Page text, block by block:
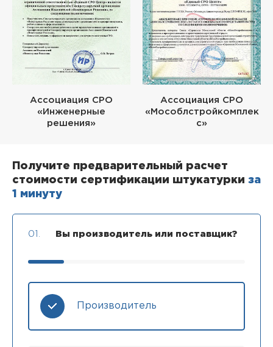
Ассоциация СРО
«Инженерные
решения»
Ассоциация СРО
«Мособлстройкомплек
с»
Получите предварительный расчет
стоимости сертификации штукатурки за
1 минуту
01. Вы производитель или поставщик?
Производитель